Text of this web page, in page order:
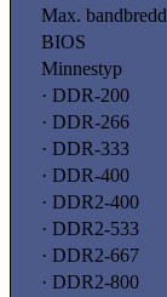
Max. bandbredd
BIOS
Minnestyp
· DDR-200
· DDR-266
· DDR-333
· DDR-400
· DDR2-400
· DDR2-533
· DDR2-667
· DDR2-800